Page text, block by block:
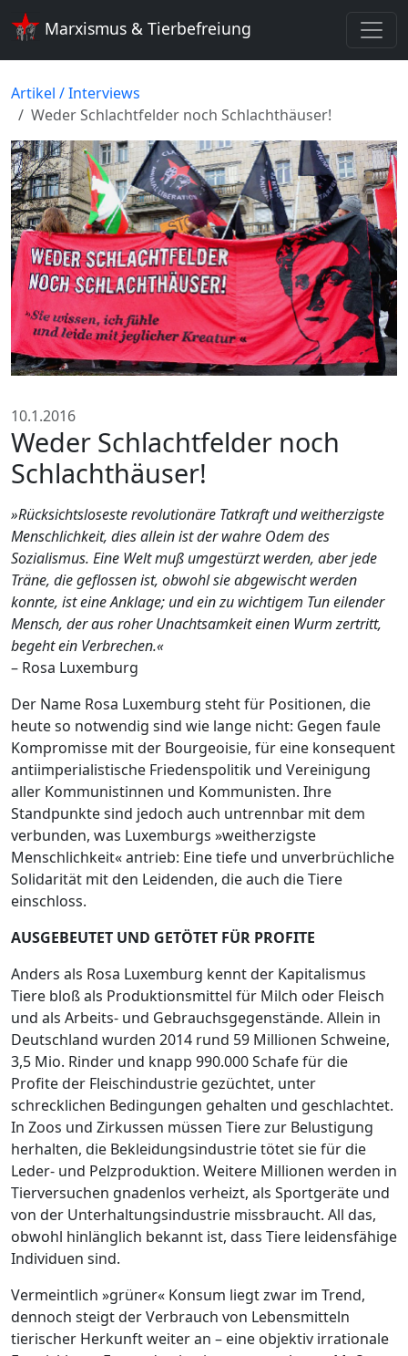
Marxismus & Tierbefreiung
Artikel / Interviews
Weder Schlachtfelder noch Schlachthäuser!
10.1.2016
Weder Schlachtfelder noch
Schlachthäuser!
»Rücksichtsloseste revolutionäre Tatkraft und weitherzigste
Menschlichkeit, dies allein ist der wahre Odem des
Sozialismus. Eine Welt muß umgestürzt werden, aber jede
Träne, die geflossen ist, obwohl sie abgewischt werden
konnte, ist eine Anklage; und ein zu wichtigem Tun eilender
Mensch, der aus roher Unachtsamkeit einen Wurm zertritt,
begeht ein Verbrechen.«
– Rosa Luxemburg
Der Name Rosa Luxemburg steht für Positionen, die
heute so notwendig sind wie lange nicht: Gegen faule
Kompromisse mit der Bourgeoisie, für eine konsequent
antiimperialistische Friedenspolitik und Vereinigung
aller Kommunistinnen und Kommunisten. Ihre
Standpunkte sind jedoch auch untrennbar mit dem
verbunden, was Luxemburgs »weitherzigste
Menschlichkeit« antrieb: Eine tiefe und unverbrüchliche
Solidarität mit den Leidenden, die auch die Tiere
einschloss.
AUSGEBEUTET UND GETÖTET FÜR PROFITE
Anders als Rosa Luxemburg kennt der Kapitalismus
Tiere bloß als Produktionsmittel für Milch oder Fleisch
und als Arbeits- und Gebrauchsgegenstände. Allein in
Deutschland wurden 2014 rund 59 Millionen Schweine,
3,5 Mio. Rinder und knapp 990.000 Schafe für die
Profite der Fleischindustrie gezüchtet, unter
schrecklichen Bedingungen gehalten und geschlachtet.
In Zoos und Zirkussen müssen Tiere zur Belustigung
herhalten, die Bekleidungsindustrie tötet sie für die
Leder- und Pelzproduktion. Weitere Millionen werden in
Tierversuchen gnadenlos verheizt, als Sportgeräte und
von der Unterhaltungsindustrie missbraucht. All das,
obwohl hinlänglich bekannt ist, dass Tiere leidensfähige
Individuen sind.
Vermeintlich »grüner« Konsum liegt zwar im Trend,
dennoch steigt der Verbrauch von Lebensmitteln
tierischer Herkunft weiter an – eine objektiv irrationale